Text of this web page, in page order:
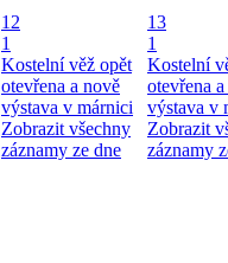
12
1
Kostelní věž opět
otevřena a nově
výstava v márnici
Zobrazit všechny
záznamy ze dne
13
1
Kostelní
otevřena
výstava v
Zobrazit
záznamy